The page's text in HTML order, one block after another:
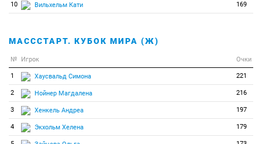
10 Вильхельм Кати 169
МАСССТАРТ. КУБОК МИРА (Ж)
№ Игрок Очки
1 Хаусвальд Симона 221
2 Нойнер Магдалена 216
3 Хенкель Андреа 197
4 Экхольм Хелена 179